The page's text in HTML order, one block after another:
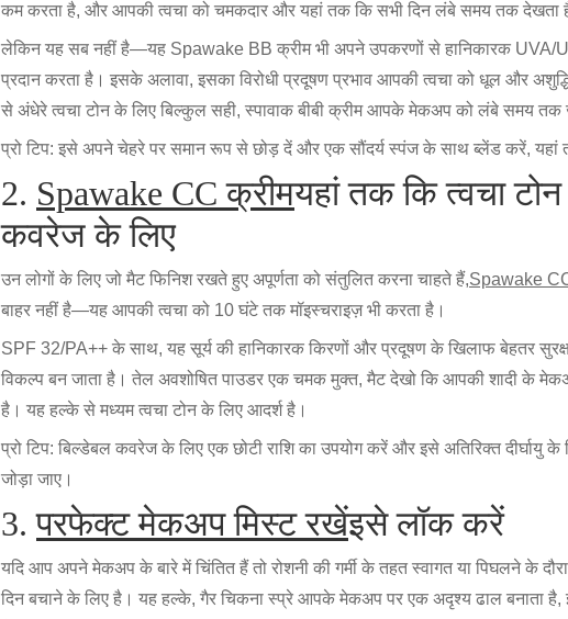
कम करता है, और आपकी त्वचा को चमकदार और यहां तक कि सभी दिन लंबे समय तक देखता
लेकिन यह सब नहीं है—यह Spawake BB क्रीम भी अपने उपकरणों से हानिकारक UVA/
प्रदान करता है। इसके अलावा, इसका विरोधी प्रदूषण प्रभाव आपकी त्वचा को धूल और
से अंधेरे त्वचा टोन के लिए बिल्कुल सही, स्पावाक बीबी क्रीम आपके मेकअप को लंबे समय तक
प्रो टिप: इसे अपने चेहरे पर समान रूप से छोड़ दें और एक सौंदर्य स्पंज के साथ ब्लेंड करें, यहां
2. Spawake CC क्रीमयहां तक कि त्वचा
कवरेज के लिए
उन लोगों के लिए जो मैट फिनिश रखते हुए अपूर्णता को संतुलित करना चाहते हैं,Spawake
बाहर नहीं है—यह आपकी त्वचा को 10 घंटे तक मॉइस्चराइज़ भी करता है।
SPF 32/PA++ के साथ, यह सूर्य की हानिकारक किरणों और प्रदूषण के खिलाफ बेहतर
विकल्प बन जाता है। तेल अवशोषित पाउडर एक चमक मुक्त, मैट देखो कि आपकी शादी के
है। यह हल्के से मध्यम त्वचा टोन के लिए आदर्श है।
प्रो टिप: बिल्डेबल कवरेज के लिए एक छोटी राशि का उपयोग करें और इसे अतिरिक्त
जोड़ा जाए।
3.परफेक्ट मेकअप मिस्ट रखेंइसे लॉक करें
यदि आप अपने मेकअप के बारे में चिंतित हैं तो रोशनी की गर्मी के तहत स्वागत या पिघलने के
दिन बचाने के लिए है। यह हल्के, गैर चिकना स्प्रे आपके मेकअप पर एक अदृश्य ढाल बनाता